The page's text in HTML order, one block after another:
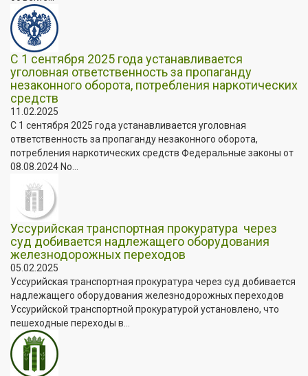
С 1 сентября 2025 года устанавливается
уголовная ответственность за пропаганду
незаконного оборота, потребления наркотических
средств
11.02.2025
С 1 сентября 2025 года устанавливается уголовная
ответственность за пропаганду незаконного оборота,
потребления наркотических средств Федеральные законы от
08.08.2024 No...
️Уссурийская транспортная прокуратура через
суд добивается надлежащего оборудования
железнодорожных переходов
05.02.2025
️Уссурийская транспортная прокуратура через суд добивается
надлежащего оборудования железнодорожных переходов
Уссурийской транспортной прокуратурой установлено, что
пешеходные переходы в...